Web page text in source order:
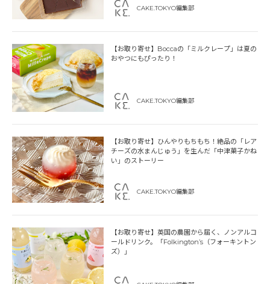
CAKE.TOKYO編集部
【お取り寄せ】Boccaの「ミルクレープ」は夏の
おやつにもぴったり！
CAKE.TOKYO編集部
【お取り寄せ】ひんやりもちもち！絶品の「レア
チーズの水まんじゅう」を生んだ「中津菓子かね
い」のストーリー
CAKE.TOKYO編集部
【お取り寄せ】英国の農園から届く、ノンアルコ
ールドリンク。「Folkington’s（フォーキントン
ズ）」